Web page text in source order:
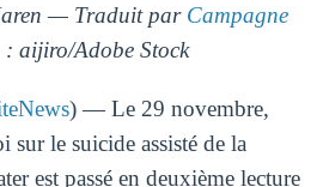
— Traduit par Campagne
aijiro/Adobe Stock
) — Le 29 novembre,
sur le suicide assisté de la
est passé en deuxième lecture